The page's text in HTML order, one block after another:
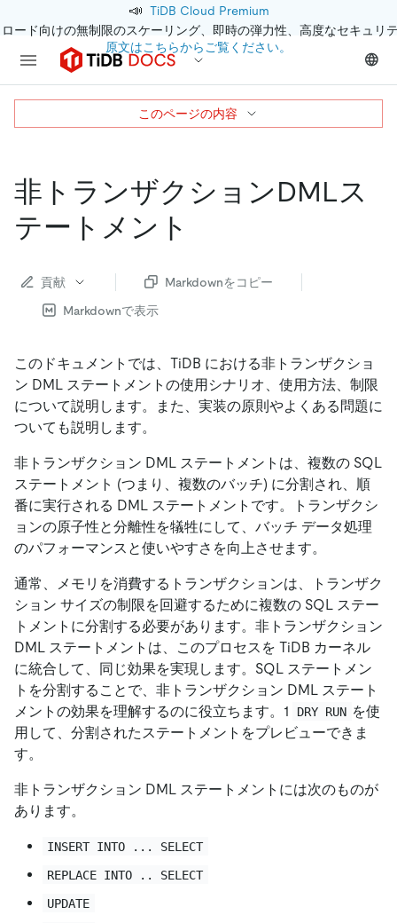
📣 TiDB Cloud Premium
ード向けの無制限のスケーリング、即時の弾力性、高度なセキュリ
原文はこちらからご覧ください。
非トランザクションDMLス
テートメント
貢献
Markdownをコピー
Markdownで表示
このドキュメントでは、TiDB における非トランザクショ
ン DML ステートメントの使用シナリオ、使用方法、制限
について説明します。また、実装の原則やよくある問題に
ついても説明します。
非トランザクション DML ステートメントは、複数の SQL
ステートメント (つまり、複数のバッチ) に分割され、順
番に実行される DML ステートメントです。トランザクシ
ョンの原子性と分離性を犠牲にして、バッチ データ処理
のパフォーマンスと使いやすさを向上させます。
通常、メモリを消費するトランザクションは、トランザク
ション サイズの制限を回避するために複数の SQL ステー
トメントに分割する必要があります。非トランザクション
DML ステートメントは、このプロセスを TiDB カーネル
に統合して、同じ効果を実現します。SQL ステートメン
トを分割することで、非トランザクション DML ステート
メントの効果を理解するのに役立ちます。1
DRY RUN を使
用して、分割されたステートメントをプレビューできま
す。
非トランザクション DML ステートメントには次のものが
あります。
INSERT INTO ... SELECT
REPLACE INTO .. SELECT
UPDATE
このページの内容